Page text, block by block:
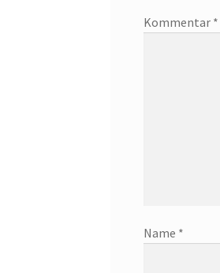
Kommentar *
Name *